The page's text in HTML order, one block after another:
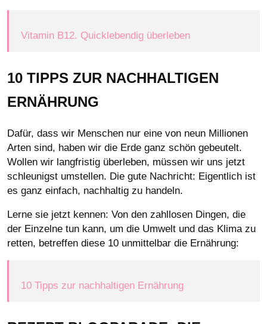
Vitamin B12. Quicklebendig überleben
10 TIPPS ZUR NACHHALTIGEN
ERNÄHRUNG
Dafür, dass wir Menschen nur eine von neun Millionen
Arten sind, haben wir die Erde ganz schön gebeutelt.
Wollen wir langfristig überleben, müssen wir uns jetzt
schleunigst umstellen. Die gute Nachricht: Eigentlich ist
es ganz einfach, nachhaltig zu handeln.
Lerne sie jetzt kennen: Von den zahllosen Dingen, die
der Einzelne tun kann, um die Umwelt und das Klima zu
retten, betreffen diese 10 unmittelbar die Ernährung:
10 Tipps zur nachhaltigen Ernährung